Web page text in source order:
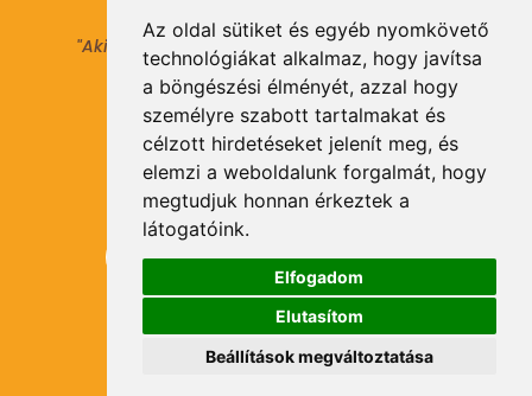
Az oldal sütiket és egyéb nyomkövető
technológiákat alkalmaz, hogy javítsa
a böngészési élményét, azzal hogy
személyre szabott tartalmakat és
célzott hirdetéseket jelenít meg, és
elemzi a weboldalunk forgalmát, hogy
megtudjuk honnan érkeztek a
látogatóink.
Elfogadom
Elutasítom
Beállítások megváltoztatása
"Aki másokat nem tesz gazdaggá, maga sem
válhat azzá."
© 2021 Minden jog fenntartva.
Hírlevél Feliratkozás
Feliratkozás